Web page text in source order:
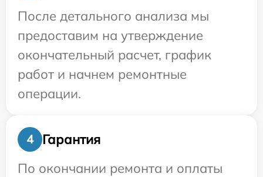
После детального анализа мы
предоставим на утверждение
окончательный расчет, график
работ и начнем ремонтные
операции.
4
Гарантия
По окончании ремонта и оплаты